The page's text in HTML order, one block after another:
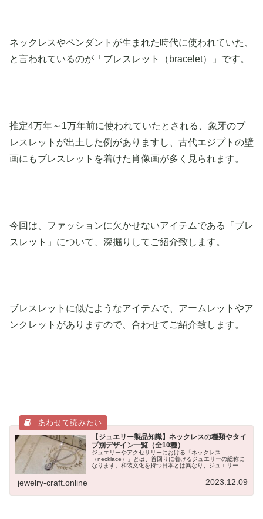
ネックレスやペンダントが生まれた時代に使われていた、
と言われているのが「ブレスレット（bracelet）」です。
推定4万年～1万年前に使われていたとされる、象牙のブ
レスレットが出土した例がありますし、古代エジプトの壁
画にもブレスレットを着けた肖像画が多く見られます。
今回は、ファッションに欠かせないアイテムである「ブレ
スレット」について、深掘りしてご紹介致します。
ブレスレットに似たようなアイテムで、アームレットやア
ンクレットがありますので、合わせてご紹介致します。
【ジュエリー製品知識】ネックレスの種類やタイ
プ別デザイン一覧（全10種）
ジュエリーやアクセサリーにおける「ネックレス
（necklace）」とは、首回りに着けるジュエリーの総称に
なります。和装文化を持つ日本とは異なり、ジュエリー歴
jewelry-craft.online 2023.12.09